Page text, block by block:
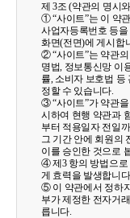
제 3조 (약관의 명시
① “사이트”는 이 약
사업자등록번호 등
화면(전면)에 게시합
② “사이트”는 약관
명법, 정보통신망 이
률, 소비자 보호법 등
정할 수 있습니다.
③ “사이트”가 약관
시하여 현행 약관과
부터 적용일자 전일
그 기간 안에 회원의
이를 승인한 것으로
④ 제3 항의 방법으로
게 효력을 발생합니
⑤ 이 약관에서 정하
부가 제정한 전자거
릅니다.